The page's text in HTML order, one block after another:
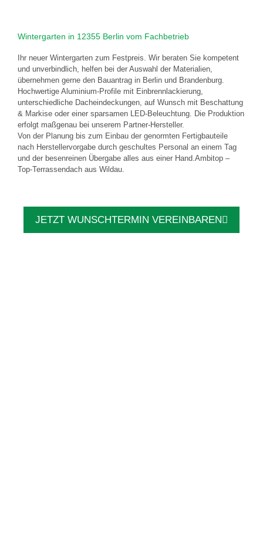
Wintergarten in 12355 Berlin vom Fachbetrieb
Ihr neuer Wintergarten zum Festpreis. Wir beraten Sie kompetent
und unverbindlich, helfen bei der Auswahl der Materialien,
übernehmen gerne den Bauantrag in Berlin und Brandenburg.
Hochwertige Aluminium-Profile mit Einbrennlackierung,
unterschiedliche Dacheindeckungen, auf Wunsch mit Beschattung
& Markise oder einer sparsamen LED-Beleuchtung. Die Produktion
erfolgt maßgenau bei unserem Partner-Hersteller.
Von der Planung bis zum Einbau der genormten Fertigbauteile
nach Herstellervorgabe durch geschultes Personal an einem Tag
und der besenreinen Übergabe alles aus einer Hand.Ambitop –
Top-Terrassendach aus Wildau.
JETZT WUNSCHTERMIN VEREINBAREN